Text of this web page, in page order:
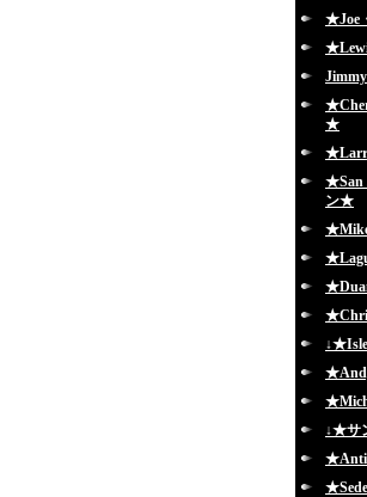
★Joe
★
★San
ン★
↓★サ